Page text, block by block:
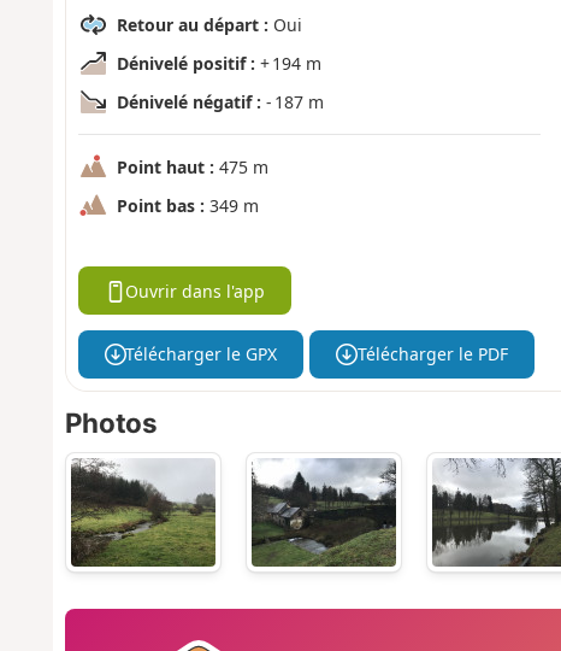
Retour au départ : Oui
Dénivelé positif : + 194 m
Dénivelé négatif : - 187 m
Point haut : 475 m
Point bas : 349 m
Ouvrir dans l'app
Télécharger le GPX Télécharger le PDF
Photos